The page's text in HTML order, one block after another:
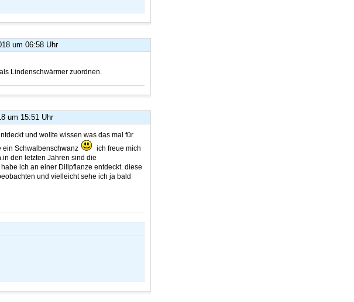
um 06:58 Uhr
Lindenschwärmer zuordnen.
um 15:51 Uhr
und wollte wissen was das mal für
ein Schwalbenschwanz
ich freue mich
den letzten Jahren sind die
ich an einer Dillpflanze entdeckt. diese
und vielleicht sehe ich ja bald